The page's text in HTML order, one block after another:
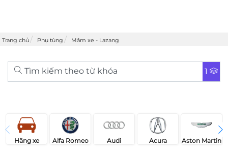
Trang chủ Phụ tùng Mâm xe - Lazang
Tìm kiếm theo từ khóa 1
Hãng xe Alfa Romeo Audi Acura Aston Martin